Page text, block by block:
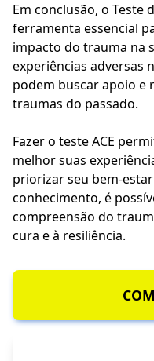
Em conclusão, o Teste
ferramenta essencial
impacto do trauma na
experiências adversas
podem buscar apoio e
traumas do passado.
Fazer o teste ACE
melhor suas
priorizar seu bem-
conhecimento, é
compreensão do
cura e à resiliência.